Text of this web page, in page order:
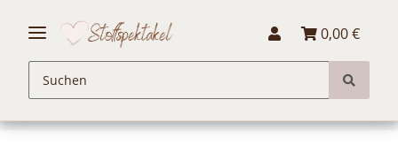
0,00 €